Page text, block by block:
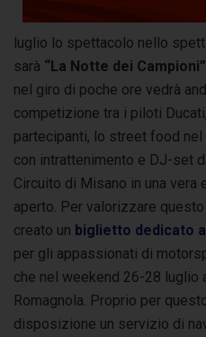
luglio lo spettacolo nello
sarà “La Notte dei Campioni”
nel giro di poche ore vedrà
competizione tra i piloti
partecipanti, lo street food
con intrattenimento e DJ-set
Circuito di Misano in una vera
aperto. Per valorizzare
creato un biglietto dedicato
per gli appassionati di
che nel weekend 26-28 luglio
Romagnola. Proprio per
disposizione un servizio di